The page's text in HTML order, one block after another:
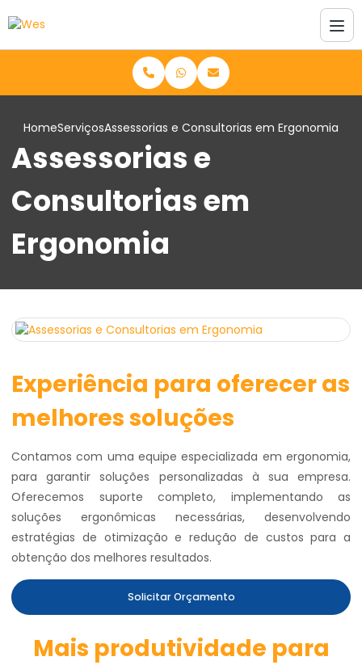
HomeServiçosAssessorias e Consultorias em Ergonomia
Assessorias e
Consultorias em
Ergonomia
Experiência para oferecer as
melhores soluções
Contamos com uma equipe especializada em ergonomia,
para garantir soluções personalizadas à sua empresa.
Oferecemos suporte completo, implementando as
soluções ergonômicas necessárias, desenvolvendo
estratégias de otimização e redução de custos para a
obtenção dos melhores resultados.
Solicitar Orçamento
Mais produtividade para